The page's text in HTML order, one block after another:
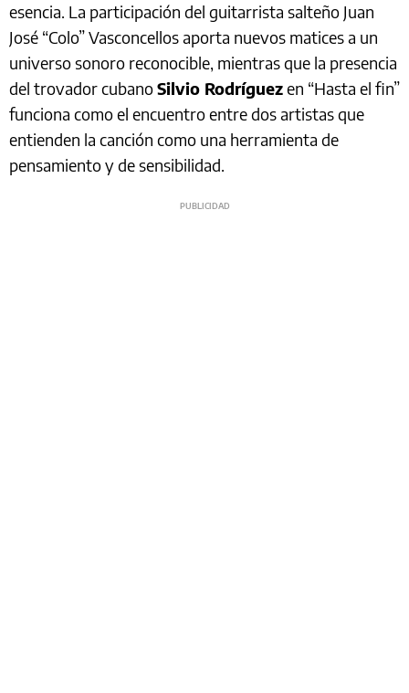
esencia. La participación del guitarrista salteño Juan
José “Colo” Vasconcellos aporta nuevos matices a un
universo sonoro reconocible, mientras que la presencia
del trovador cubanoSilvio Rodríguezen “Hasta el fin”
funciona como el encuentro entre dos artistas que
entienden la canción como una herramienta de
pensamiento y de sensibilidad.